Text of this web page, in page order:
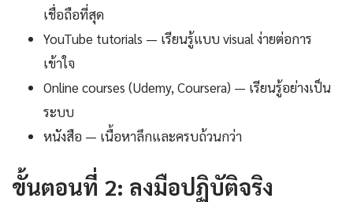
เชื่อถือที่สุด
YouTube tutorials — เรียนรู้แบบ visual ง่ายต่อการ
เข้าใจ
Online courses (Udemy, Coursera) — เรียนรู้อย่างเป็น
ระบบ
หนังสือ — เนื้อหาลึกและครบถ้วนกว่า
ขั้นตอนที่ 2: ลงมือปฏิบัติจริง